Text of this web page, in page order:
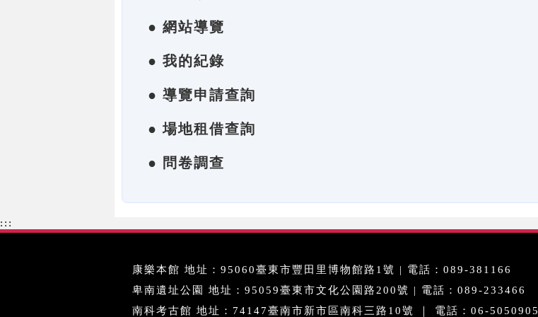
● 網站導覽
● 我的紀錄
● 導覽申請查詢
● 場地租借查詢
● 問卷調查
:::
康樂本館 地址：95060臺東市豐田里博物館路1號 | 電話：089-381166
卑南遺址公園 地址：95059臺東市文化公園路200號 | 電話：089-233466
南科考古館 地址：74147臺南市新市區南科三路10號 ｜ 電話：06-5050905